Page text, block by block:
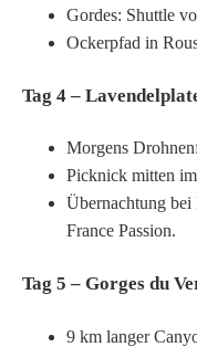
Gordes: Shuttle
Ockerpfad in
Tag 4 –
Morgens
Picknick mitten
Übernachtung
France Passion.
Tag 5 – Gorges du
9 km langer